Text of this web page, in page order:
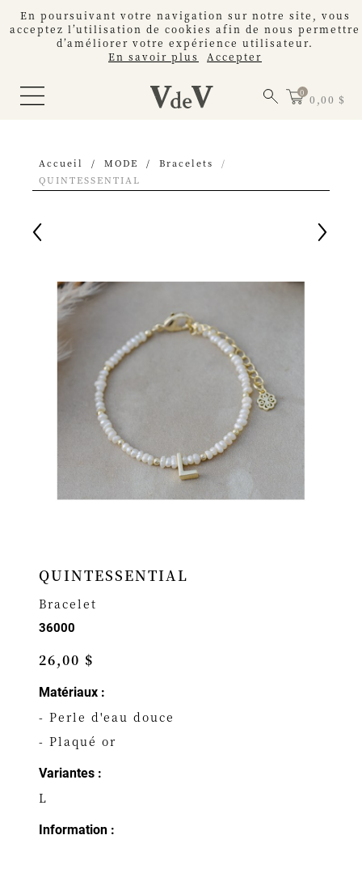
En poursuivant votre navigation sur notre site, vous
acceptez l’utilisation de cookies afin de nous permettre
d’améliorer votre expérience utilisateur.
En savoir plus
Accepter
0,00 $
Accueil MODE
Bracelets
QUINTESSENTIAL
QUINTESSENTIAL
Bracelet
36000
26,00 $
Matériaux :
- Perle d'eau douce
- Plaqué or
Variantes :
L
Information :